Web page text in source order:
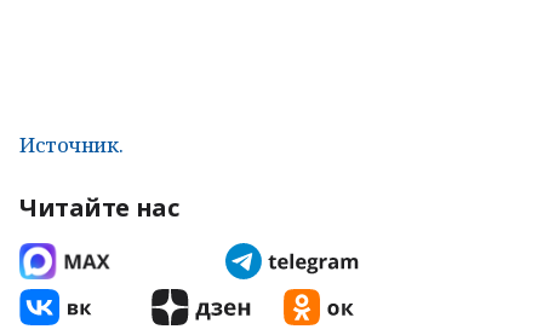
Источник.
Читайте нас